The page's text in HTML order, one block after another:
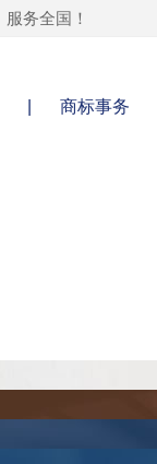
服务全国！
商标事务